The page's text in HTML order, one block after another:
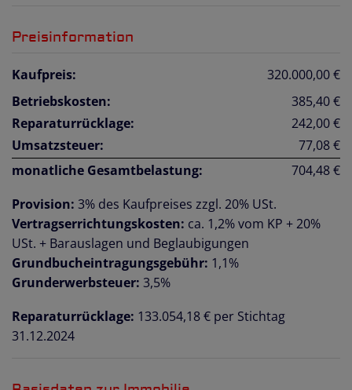
Preisinformation
Kaufpreis:
320.000,00 €
Betriebskosten:
385,40 €
Reparaturrücklage:
242,00 €
Umsatzsteuer:
77,08 €
monatliche Gesamtbelastung:
704,48 €
Provision: 3% des Kaufpreises zzgl. 20% USt.
Vertragserrichtungskosten: ca. 1,2% vom KP + 20%
USt. + Barauslagen und Beglaubigungen
Grundbucheintragungsgebühr: 1,1%
Grunderwerbsteuer: 3,5%
Reparaturrücklage: 133.054,18 € per Stichtag
31.12.2024